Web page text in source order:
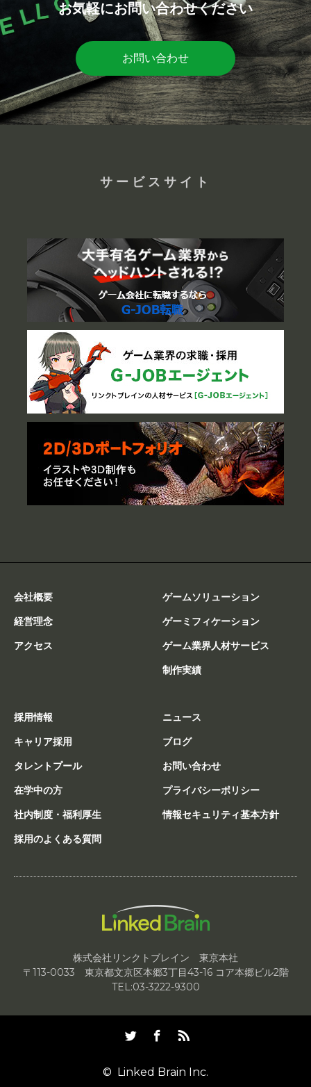
お気軽にお問い合わせください
お問い合わせ
サービスサイト
会社概要
経営理念
アクセス
ゲームソリューション
ゲーミフィケーション
ゲーム業界人材サービス
制作実績
採用情報
キャリア採用
タレントプール
在学中の方
社内制度・福利厚生
採用のよくある質問
ニュース
ブログ
お問い合わせ
プライバシーポリシー
情報セキュリティ基本方針
株式会社リンクトブレイン 東京本社
〒113-0033 東京都文京区本郷3丁目43-16 コア本郷ビル2階
TEL:03-3222-9300
© Linked Brain Inc.